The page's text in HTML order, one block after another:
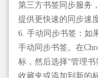
第三方书签同步服务
提供更快速的同步速度
6. 手动同步书签：如
手动同步书签。在
标，然后选择“管理
收藏夹或添加到新的